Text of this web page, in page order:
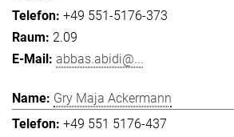
+49 551-5176-373
2.09
abbas.abidi@...
Gry Maja Ackermann
+49 551 5176-437